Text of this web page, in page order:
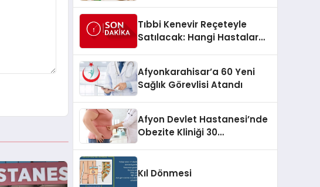
Tıbbi Kenevir Reçeteyle
Satılacak: Hangi Hastalar
Afyonkarahisar’a 60 Yeni
Sağlık Görevlisi Atandı
Afyon Devlet Hastanesi’nde
Obezite Kliniği 30
Kıl Dönmesi